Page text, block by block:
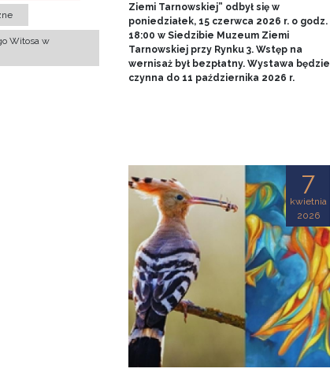
Witosa w
Ziemi Tarnowskiej” odbył się w
poniedziałek, 15 czerwca 2026 r. o godz.
18:00 w Siedzibie Muzeum Ziemi
Tarnowskiej przy Rynku 3. Wstęp na
wernisaż był bezpłatny. Wystawa będzie
czynna do 11 października 2026 r.
7
kwietnia
2026